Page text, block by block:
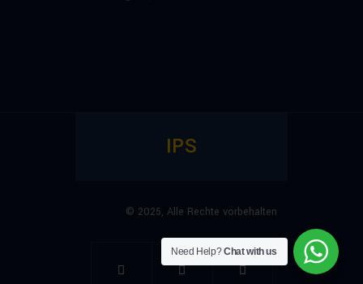
IPS
© 2025, Alle Rechte vorbehalten
Need Help?Chat with us